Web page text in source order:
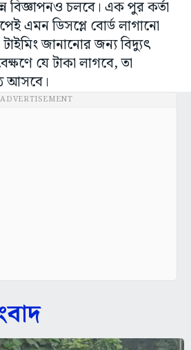
বিজ্ঞাপনও চলবে। এক পুর কর্তা
এমন ডিসপ্লে বোর্ড লাগানো
জানানোর জন্য বিদ্যুৎ
যে টাকা লাগবে, তা
আসবে।
ADVERTISEMENT